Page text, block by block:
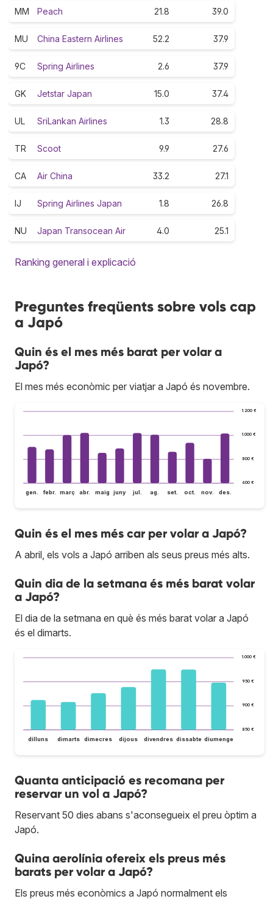
MM Peach 21.8 39.0
MU China Eastern Airlines 52.2 37.9
9C Spring Airlines 2.6 37.9
GK Jetstar Japan 15.0 37.4
UL SriLankan Airlines 1.3 28.8
TR Scoot 9.9 27.6
CA Air China 33.2 27.1
IJ Spring Airlines Japan 1.8 26.8
NU Japan Transocean Air 4.0 25.1
Ranking general i explicació
Preguntes freqüents sobre vols cap
a Japó
Quin és el mes més barat per volar a
Japó?
El mes més econòmic per viatjar a Japó és novembre.
600 €
800 €
1.000 €
1.200 €
gen. febr. març abr. maig juny jul. ag. set. oct. nov. des.
Quin és el mes més car per volar a Japó?
A abril, els vols a Japó arriben als seus preus més alts.
Quin dia de la setmana és més barat volar
a Japó?
El dia de la setmana en què és més barat volar a Japó
és el dimarts.
850 €
900 €
950 €
1.000 €
dilluns dimarts dimecres dijous divendres dissabte diumenge
Quanta anticipació es recomana per
reservar un vol a Japó?
Reservant 50 dies abans s'aconsegueix el preu òptim a
Japó.
Quina aerolínia ofereix els preus més
barats per volar a Japó?
Els preus més econòmics a Japó normalment els